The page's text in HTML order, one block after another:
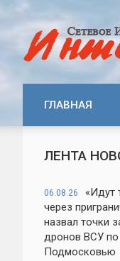
ГЛАВНАЯ
ЛЕНТА
06.08.26
«Идут
через
назвал точки
дронов ВСУ по
Подмосковью